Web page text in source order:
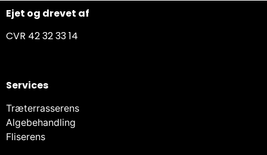
Ejet og drevet af
CVR 42 32 33 14
Services
Træterrasserens
Algebehandling
Fliserens